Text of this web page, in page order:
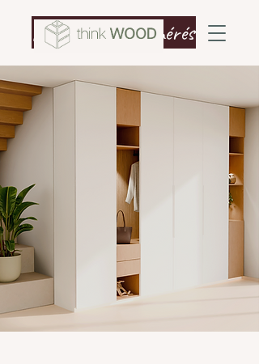
Kérj ingyenes felmérést